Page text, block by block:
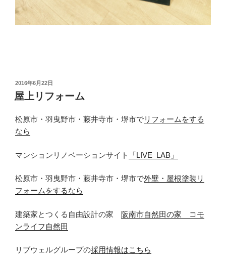
投
稿
日:
2016年6月22日
屋上リフォーム
松原市・羽曳野市・藤井寺市・堺市でリフォームをする
なら
マンションリノベーションサイト 「LIVE_LAB」
松原市・羽曳野市・藤井寺市・堺市で外壁・屋根塗装リ
フォームをするなら
建築家とつくる自由設計の家 阪南市自然田の家 コモ
ンライフ自然田
リブウェルグループの採用情報はこちら